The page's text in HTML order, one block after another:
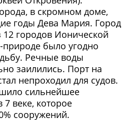
в скромном доме,
годы Дева Мария. Город
12 городов Ионической
было угодно
Речные воды
заилились. Порт на
непроходил для судов.
сильнейшее
7 веке, которое
сооружений.